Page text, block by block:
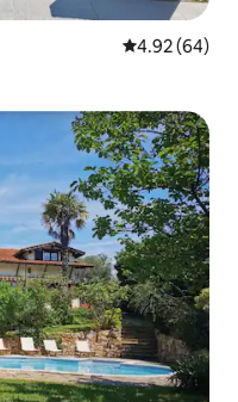
レビュー64
4.92 (64)